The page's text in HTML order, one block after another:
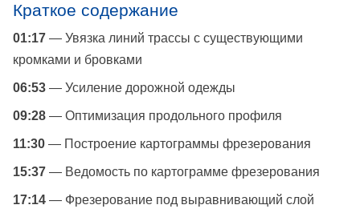
Краткое содержание
01:17 — Увязка линий трассы с существующими
кромками и бровками
06:53 — Усиление дорожной одежды
09:28 — Оптимизация продольного профиля
11:30 — Построение картограммы фрезерования
15:37 — Ведомость по картограмме фрезерования
17:14 — Фрезерование под выравнивающий слой